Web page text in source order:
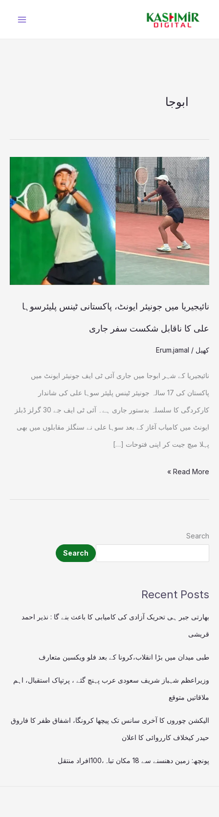
ابوجا
نائیجیریا میں جونیئر ایونٹ، پاکستانی ٹینس پلیئرسوہا
علی کا ناقابل شکست سفر جاری
کھیل /
Erum.jamal
نائیجیریا کے شہر ابوجا میں جاری آئی ٹی ایف جونیئر ایونٹ میں
پاکستان کی 17 سالہ جونیئر ٹینس پلیئر سوہا علی کی شاندار
کارکردگی کا سلسلہ بدستور جاری ہے۔ آئی ٹی ایف جے 30 گرلز ڈبلز
ایونٹ میں کامیاب آغاز کے بعد سوہا علی نے سنگلز مقابلوں میں بھی
پہلا میچ جیت کر اپنی فتوحات […]
نائیجیریا
میں
جونیئر
ایونٹ،
ٹینس
پلیئرسوہا
علی
کا
سفر
جاری
Read More »
Search
Search
Recent Posts
بھارتی جبر ہی تحریک آزادی کی کامیابی کا باعث بنے گا : نذیر احمد
قریشی
طبی میدان میں بڑا انقلاب،کرونا کے بعد فلو ویکسین متعارف
وزیراعظم شہباز شریف سعودی عرب پہنچ گئے ، پرتپاک استقبال، اہم
ملاقاتیں متوقع
الیکشن چوروں کا آخری سانس تک پیچھا کرونگا، اشفاق ظفر کا فاروق
حیدر کیخلاف کارروائی کا اعلان
پونچھ: زمین دھنسنے سے 18 مکان تباہ،100افراد منتقل